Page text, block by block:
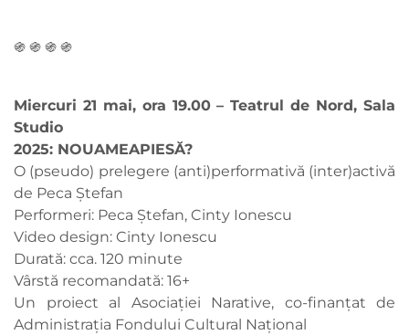
֍ ֍ ֍ ֍
Miercuri 21 mai, ora 19.00 – Teatrul de Nord, Sala
Studio
2025: NOUAMEAPIESĂ?
O (pseudo) prelegere (anti)performativă (inter)activă
de Peca Ștefan
Performeri: Peca Ștefan, Cinty Ionescu
Video design: Cinty Ionescu
Durată: cca. 120 minute
Vârstă recomandată: 16+
Un proiect al Asociației Narative, co-finanțat de
Administrația Fondului Cultural Național